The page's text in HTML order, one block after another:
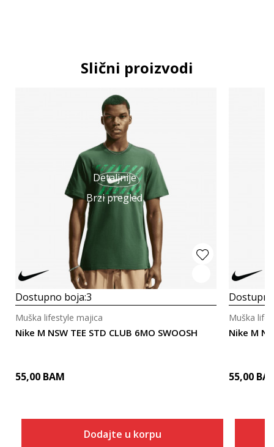
Slični proizvodi
Detaljnije
Brzi pregled
Dostupno boja:3
Nike M NSW TEE STD CLUB 6MO SWOOSH
Muška lifestyle majica
55,00 BAM
Dodajte u korpu
Nike M
Muška
55,00